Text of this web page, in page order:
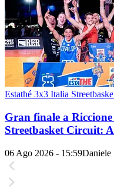
Estathé 3x3 Italia
Gran finale a
Streetbasket Circuit:
06 Ago 2026 - 15:59Daniele